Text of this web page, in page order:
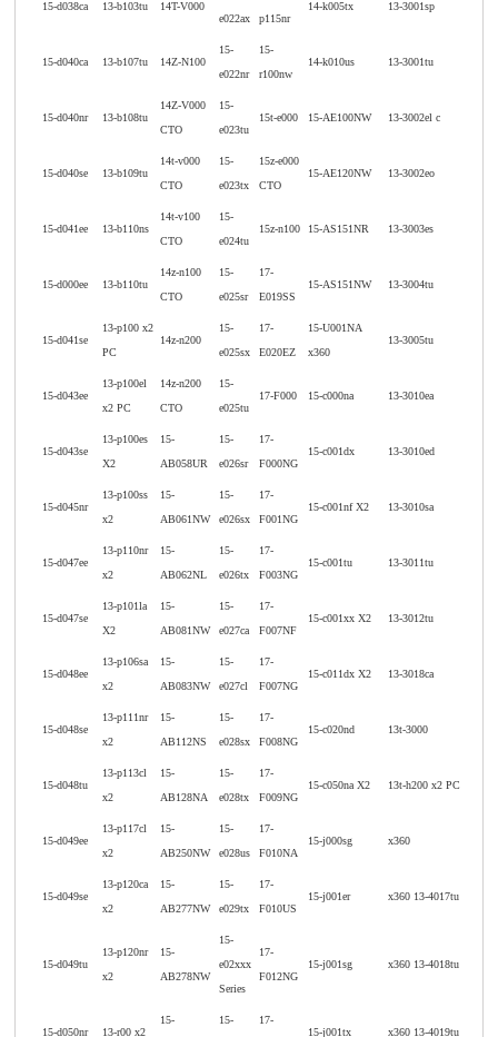
15-d038ca 13-b103tu 14T-V000
e022ax
p115nr
14-k005tx 13-3001sp
15-d040ca 13-b107tu 14Z-N100
15-
e022nr
15-
r100nw
14-k010us 13-3001tu
15-d040nr 13-b108tu
14Z-V000
CTO
15-
e023tu
15t-e000 15-AE100NW 13-3002el c
15-d040se 13-b109tu
14t-v000
CTO
15-
e023tx
15z-e000
CTO
15-AE120NW 13-3002eo
15-d041ee 13-b110ns
14t-v100
CTO
15-
e024tu
15z-n100 15-AS151NR 13-3003es
15-d000ee 13-b110tu
14z-n100
CTO
15-
e025sr
17-
E019SS
15-AS151NW 13-3004tu
15-d041se
13-p100 x2
PC
14z-n200
15-
e025sx
17-
E020EZ
15-U001NA
x360
13-3005tu
15-d043ee
13-p100el
x2 PC
14z-n200
CTO
15-
e025tu
17-F000 15-c000na 13-3010ea
15-d043se
13-p100es
X2
15-
AB058UR
15-
e026sr
17-
F000NG
15-c001dx 13-3010ed
15-d045nr
13-p100ss
x2
15-
AB061NW
15-
e026sx
17-
F001NG
15-c001nf X2 13-3010sa
15-d047ee
13-p110nr
x2
15-
AB062NL
15-
e026tx
17-
F003NG
15-c001tu 13-3011tu
15-d047se
13-p101la
X2
15-
AB081NW
15-
e027ca
17-
F007NF
15-c001xx X2 13-3012tu
15-d048ee
13-p106sa
x2
15-
AB083NW
15-
e027cl
17-
F007NG
15-c011dx X2 13-3018ca
15-d048se
13-p111nr
x2
15-
AB112NS
15-
e028sx
17-
F008NG
15-c020nd 13t-3000
15-d048tu
13-p113cl
x2
15-
AB128NA
15-
e028tx
17-
F009NG
15-c050na X2 13t-h200 x2 PC
15-d049ee
13-p117cl
x2
15-
AB250NW
15-
e028us
17-
F010NA
15-j000sg x360
15-d049se
13-p120ca
x2
15-
AB277NW
15-
e029tx
17-
F010US
15-j001er x360 13-4017tu
15-d049tu
13-p120nr
x2
15-
AB278NW
15-
e02xxx
Series
17-
F012NG
15-j001sg x360 13-4018tu
15-d050nr 13-r00 x2
15- 15-
17-
15-j001tx
x360 13-4019tu